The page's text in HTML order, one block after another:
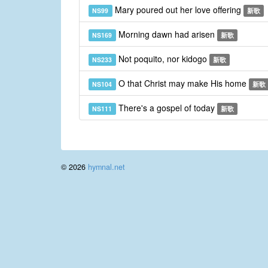
NS99 Mary poured out her love offering 新歌
NS169 Morning dawn had arisen 新歌
NS233 Not poquito, nor kidogo 新歌
NS104 O that Christ may make His home 新歌
NS111 There's a gospel of today 新歌
© 2026 hymnal.net